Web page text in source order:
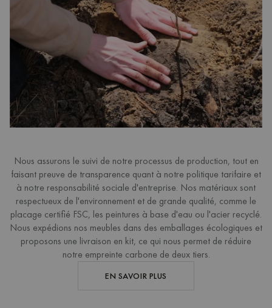
Nous assurons le suivi de notre processus de production, tout en
faisant preuve de transparence quant à notre politique tarifaire et
à notre responsabilité sociale d'entreprise. Nos matériaux sont
respectueux de l'environnement et de grande qualité, comme le
placage certifié FSC, les peintures à base d'eau ou l'acier recyclé.
Nous expédions nos meubles dans des emballages écologiques et
proposons une livraison en kit, ce qui nous permet de réduire
notre empreinte carbone de deux tiers.
EN SAVOIR PLUS